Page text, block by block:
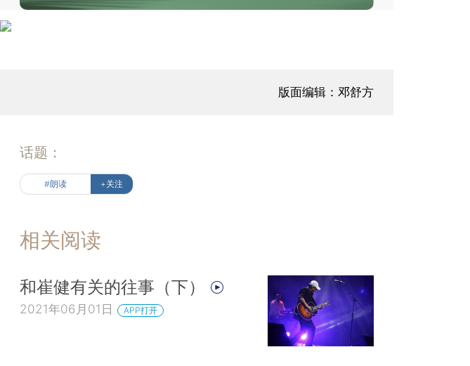
版面编辑：邓舒方
话题：
#朗读 +关注
相关阅读
和崔健有关的往事（下）
2021年06月01日 APP打开